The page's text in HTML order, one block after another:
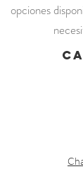
opciones